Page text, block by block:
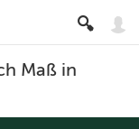
Maß in